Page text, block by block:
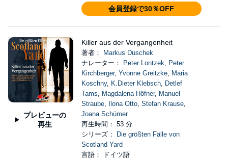
会員登録で30％OFF
プレビューの
再生
Killer aus der Vergangenheit
著者：
Markus Duschek
ナレーター：
Peter Lontzek, Peter
Kirchberger, Yvonne Greitzke, Maria
Koschny, K.Dieter Klebsch, Detlef
Tams, Magdalena Höfner, Manuel
Straube, Ilona Otto, Stefan Krause,
Joana Schümer
再生時間： 53 分
シリーズ：
Die größten Fälle von
Scotland Yard
言語： ドイツ語